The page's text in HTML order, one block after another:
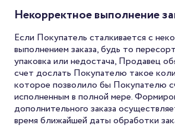
Некорректное выполнение
Если Покупатель сталкивается с
выполнением заказа, будь то
упаковка или недостача, Продавец
счет дослать Покупателю такое
которое позволило бы Покупателю
исполненным в полной мере.
дополнительного заказа
время ближайшей даты обработки